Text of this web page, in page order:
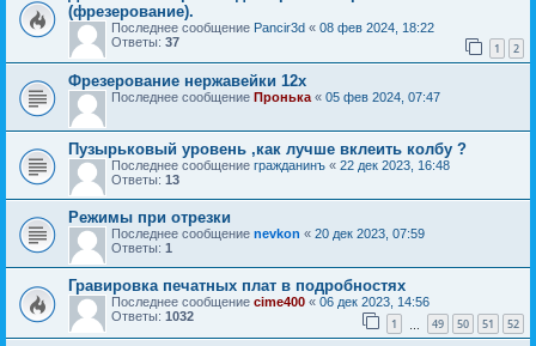
(фрезерование).
Последнее сообщение Pancir3d « 08 фев 2024, 18:22
Ответы: 37 1 2
Фрезерование нержавейки 12х
Последнее сообщение Пронька« 05 фев 2024, 07:47
Пузырьковый уровень ,как лучше вклеить колбу ?
Последнее сообщение гражданинъ « 22 дек 2023, 16:48
Ответы: 13
Режимы при отрезки
Последнее сообщение nevkon « 20 дек 2023, 07:59
Ответы: 1
Гравировка печатных плат в подробностях
Последнее сообщение cime400 « 06 дек 2023, 14:56
Ответы: 1032 1 49 50 51 52